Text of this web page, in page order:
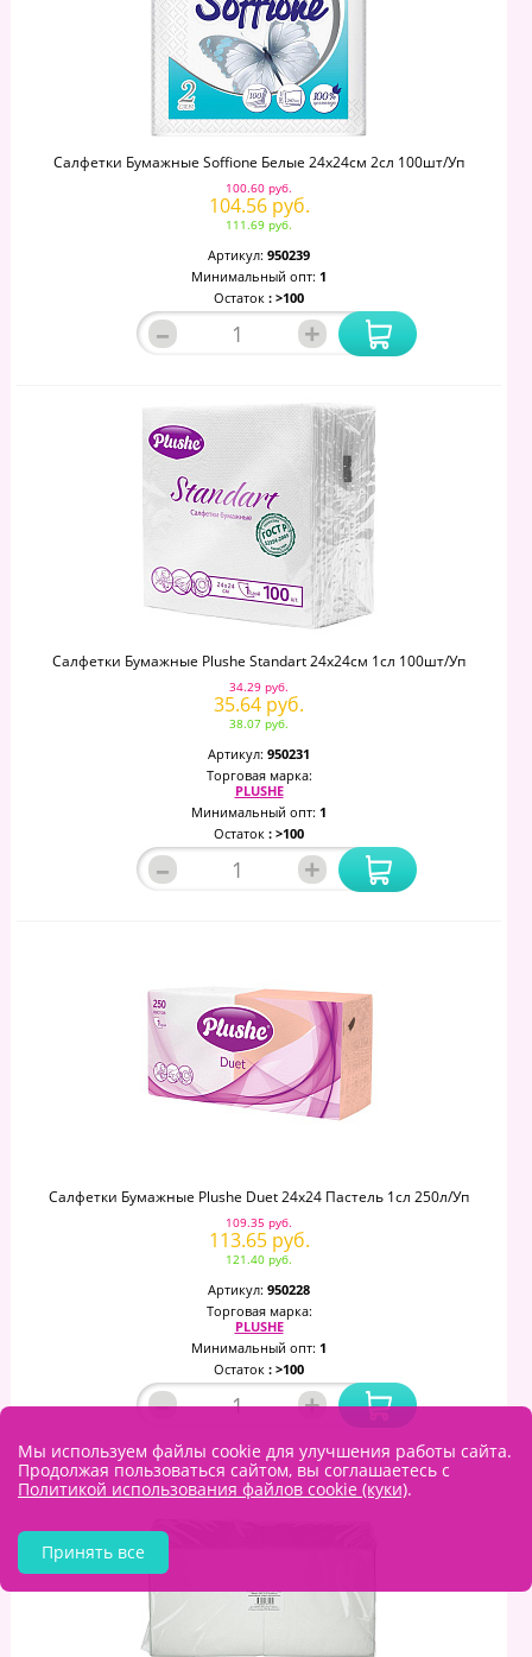
Салфетки Бумажные Soffione Белые 24х24см 2сл 100шт/уп
100.60 руб.
104.56 руб.
111.69 руб.
Артикул: 950239
Минимальный опт: 1
Остаток : >100
– +
Салфетки Бумажные Plushe Standart 24х24см 1сл 100шт/уп
34.29 руб.
35.64 руб.
38.07 руб.
Артикул: 950231
Торговая марка:
PLUSHE
Минимальный опт: 1
Остаток : >100
– +
Салфетки Бумажные Plushe Duet 24х24 Пастель 1сл 250л/уп
109.35 руб.
113.65 руб.
121.40 руб.
Артикул: 950228
Торговая марка:
PLUSHE
Минимальный опт: 1
Остаток : >100
– +
Мы используем файлы cookie для улучшения работы сайта.
Продолжая пользоваться сайтом, вы соглашаетесь с
Политикой использования файлов cookie (куки).
Принять все